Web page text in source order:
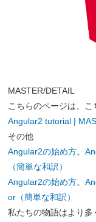
MASTER/DETAIL
こちらのページは、こ
Angular2 tutorial |
その他
Angular2の始め方。
（簡単な和訳）
Angular2の始め方。
or（簡単な和訳）
私たちの物語はより多